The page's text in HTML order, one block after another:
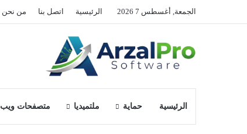
الجمعة, أغسطس 7 2026 الرئيسية اتصل بنا من نحن
الرئيسية حماية ملتميديا متصفحات ويب